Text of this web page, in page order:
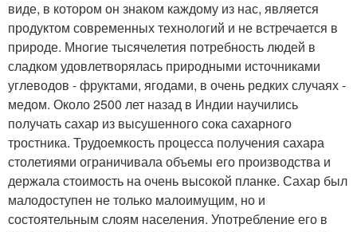
виде, в котором он знаком каждому из нас, является
продуктом современных технологий и не встречается в
природе. Многие тысячелетия потребность людей в
сладком удовлетворялась природными источниками
углеводов - фруктами, ягодами, в очень редких случаях -
медом. Около 2500 лет назад в Индии научились
получать сахар из высушенного сока сахарного
тростника. Трудоемкость процесса получения сахара
столетиями ограничивала объемы его производства и
держала стоимость на очень высокой планке. Сахар был
малодоступен не только малоимущим, но и
состоятельным слоям населения. Употребление его в